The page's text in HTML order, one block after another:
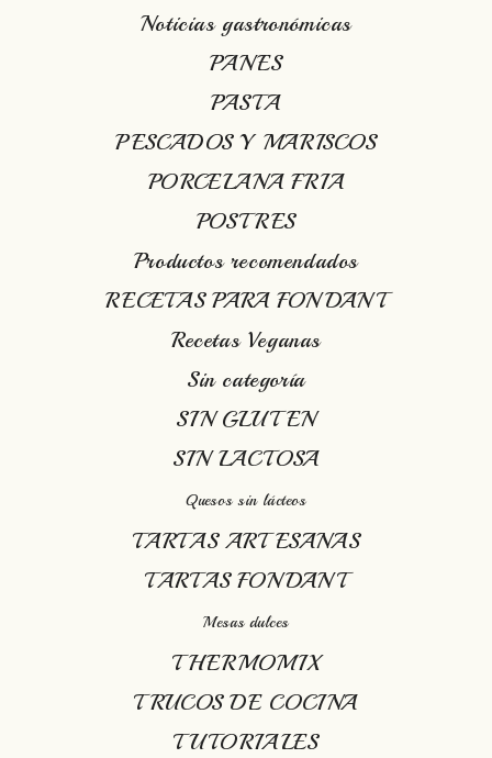
Noticias gastronómicas
PANES
PASTA
PESCADOS Y MARISCOS
PORCELANA FRIA
POSTRES
Productos recomendados
RECETAS PARA FONDANT
Recetas Veganas
Sin categoría
SIN GLUTEN
SIN LACTOSA
Quesos sin lácteos
TARTAS ARTESANAS
TARTAS FONDANT
Mesas dulces
THERMOMIX
TRUCOS DE COCINA
TUTORIALES